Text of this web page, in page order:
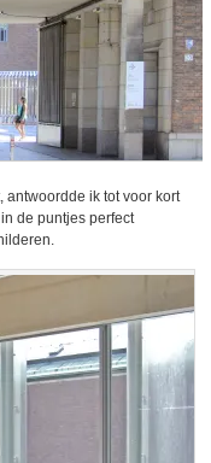
ik tot voor kort
de puntjes perfect